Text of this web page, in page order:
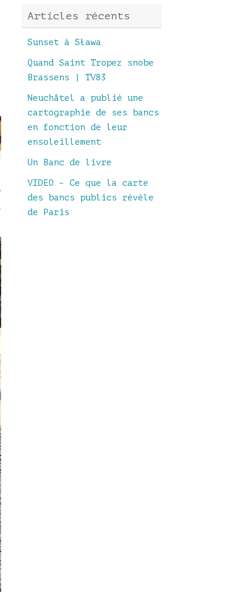
Articles récents
Sunset à Sława
Quand Saint Tropez snobe
Brassens | TV83
Neuchâtel a publié une
cartographie de ses bancs
en fonction de leur
ensoleillement
Un Banc de livre
VIDEO – Ce que la carte
des bancs publics révèle
de Paris